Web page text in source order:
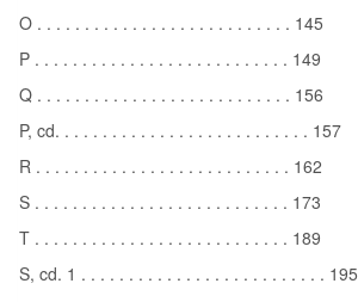
O . . . . . . . . . . . . . . . . . . . . . . . . . . . 145
P . . . . . . . . . . . . . . . . . . . . . . . . . . . 149
Q . . . . . . . . . . . . . . . . . . . . . . . . . . . 156
P, cd. . . . . . . . . . . . . . . . . . . . . . . . . . . 157
R . . . . . . . . . . . . . . . . . . . . . . . . . . . 162
S . . . . . . . . . . . . . . . . . . . . . . . . . . . 173
T . . . . . . . . . . . . . . . . . . . . . . . . . . . 189
S, cd. 1 . . . . . . . . . . . . . . . . . . . . . . . . . . 195